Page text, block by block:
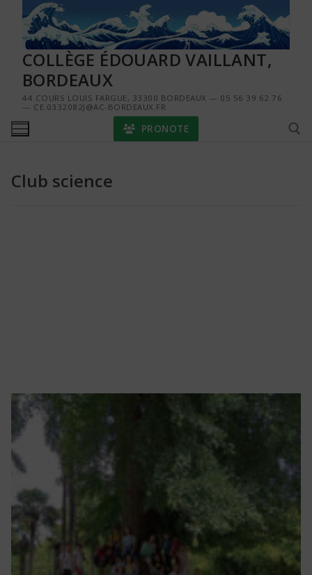
contenu
COLLÈGE ÉDOUARD VAILLANT,
BORDEAUX
44 COURS LOUIS FARGUE, 33300 BORDEAUX — 05 56 39 62 76
— CE.0332082J@AC-BORDEAUX.FR
PRONOTE
Club science